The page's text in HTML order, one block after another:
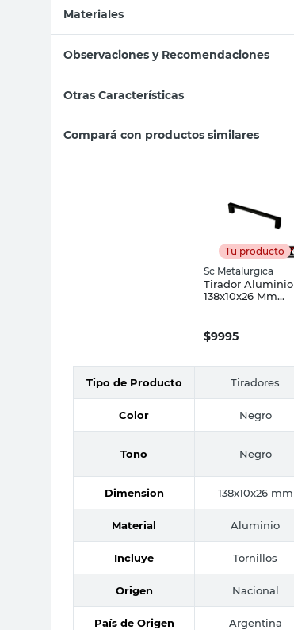
Materiales
Observaciones y Recomendaciones
Otras Características
Compará con productos similares
Tu producto
Sc Metalurgica
Tirador Aluminio
138x10x26 Mm
$9995
Tipo de Producto Tiradores
Color Negro
Tono Negro
Dimension 138x10x26 mm
Material Aluminio
Incluye Tornillos
Origen Nacional
País de Origen Argentina